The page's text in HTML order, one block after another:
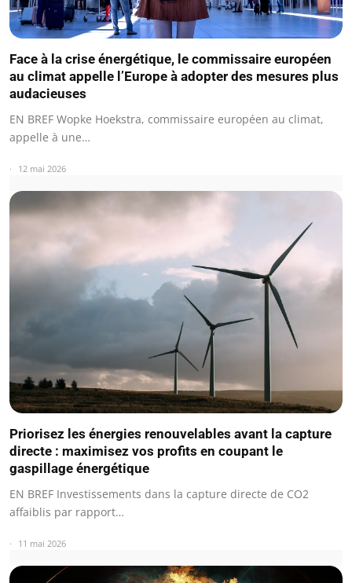
Face à la crise énergétique, le commissaire européen
au climat appelle l’Europe à adopter des mesures plus
audacieuses
EN BREF Wopke Hoekstra, commissaire européen au climat,
appelle à une…
12 mai 2026
Priorisez les énergies renouvelables avant la capture
directe : maximisez vos profits en coupant le
gaspillage énergétique
EN BREF Investissements dans la capture directe de CO2
affaiblis par rapport…
11 mai 2026